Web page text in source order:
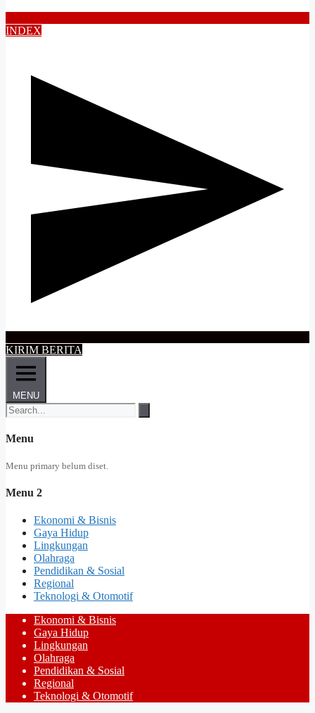
INDEX
KIRIM BERITA
MENU
Menu
Menu primary belum diset.
Menu 2
Ekonomi & Bisnis
Gaya Hidup
Lingkungan
Olahraga
Pendidikan & Sosial
Regional
Teknologi & Otomotif
Ekonomi & Bisnis
Gaya Hidup
Lingkungan
Olahraga
Pendidikan & Sosial
Regional
Teknologi & Otomotif